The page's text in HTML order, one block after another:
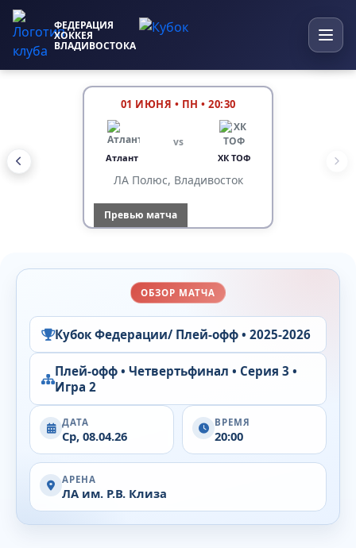
ФЕДЕРАЦИЯ
ХОККЕЯ
ВЛАДИВОСТОКА
01 ИЮНЯ • ПН • 20:30
Атлант
vs
ХК ТОФ
ЛА Полюс, Владивосток
Превью матча
ОБЗОР МАТЧА
Кубок Федерации/ Плей-офф • 2025-2026
Плей-офф • Четвертьфинал • Серия 3 •
Игра 2
ДАТА
Ср, 08.04.26
ВРЕМЯ
20:00
АРЕНА
ЛА им. Р.В. Клиза